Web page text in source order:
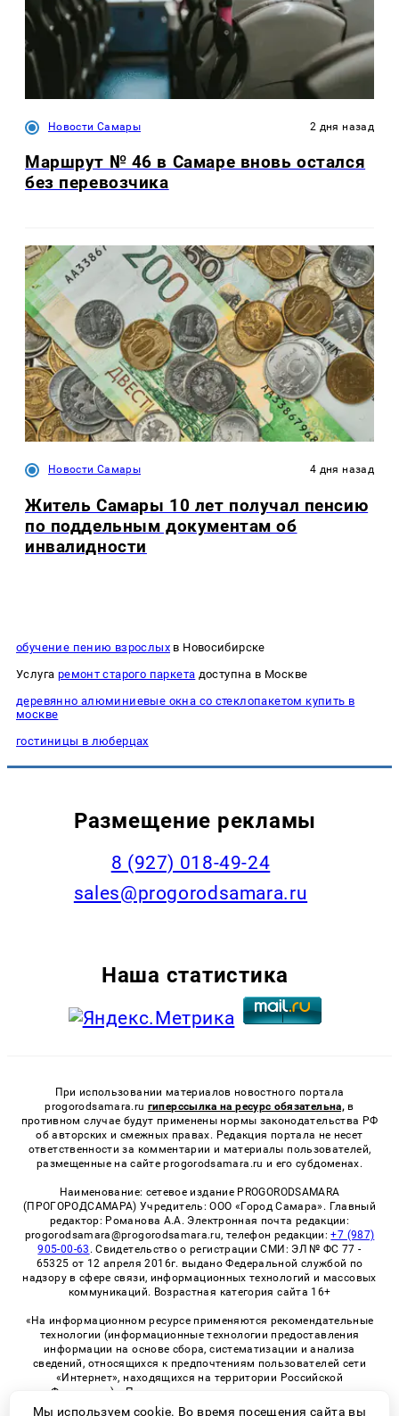
Новости Самары 2 дня назад
Маршрут № 46 в Самаре вновь остался
без перевозчика
Новости Самары 4 дня назад
Житель Самары 10 лет получал пенсию
по поддельным документам об
инвалидности
обучение пению взрослыхв Новосибирске
Услуга ремонт старого паркета доступна в Москве
деревянно алюминиевые окна со стеклопакетом купить в
москве
гостиницы в люберцах
Размещение рекламы
8 (927) 018-49-24
sales@progorodsamara.ru
Наша статистика
При использовании материалов новостного портала
progorodsamara.ru гиперссылка на ресурс обязательна, в
противном случае будут применены нормы законодательства РФ
об авторских и смежных правах. Редакция портала не несет
ответственности за комментарии и материалы пользователей,
размещенные на сайте progorodsamara.ru и его субдоменах.
Наименование: сетевое издание PROGORODSAMARA
(ПРОГОРОДСАМАРА) Учредитель: ООО «Город Самара». Главный
редактор: Романова А.А. Электронная почта редакции:
progorodsamara@progorodsamara.ru, телефон редакции:+7 (987)
905-00-63 . Свидетельство о регистрации СМИ: ЭЛ № ФС 77 -
65325 от 12 апреля 2016г. выдано Федеральной службой по
надзору в сфере связи, информационных технологий и массовых
коммуникаций. Возрастная категория сайта 16+
«На информационном ресурсе применяются рекомендательные
технологии (информационные технологии предоставления
информации на основе сбора, систематизации и анализа
сведений, относящихся к предпочтениям пользователей сети
«Интернет», находящихся на территории Российской
Федерации)». Правила применения рекомендательных
технологий в виджетах рекламно-обменной сети
«СМИ2» (PDF)
Мы используем cookie. Во время посещения сайта вы